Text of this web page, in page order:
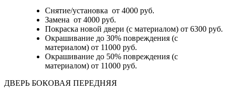
Снятие/установка от 4000 руб.
Замена от 4000 руб.
Покраска новой двери (с материалом) от 6300 руб.
Окрашивание до 30% повреждения (с
материалом) от 11000 руб.
Окрашивание до 50% повреждения (с
материалом) от 11000 руб.
ДВЕРЬ БОКОВАЯ ПЕРЕДНЯЯ